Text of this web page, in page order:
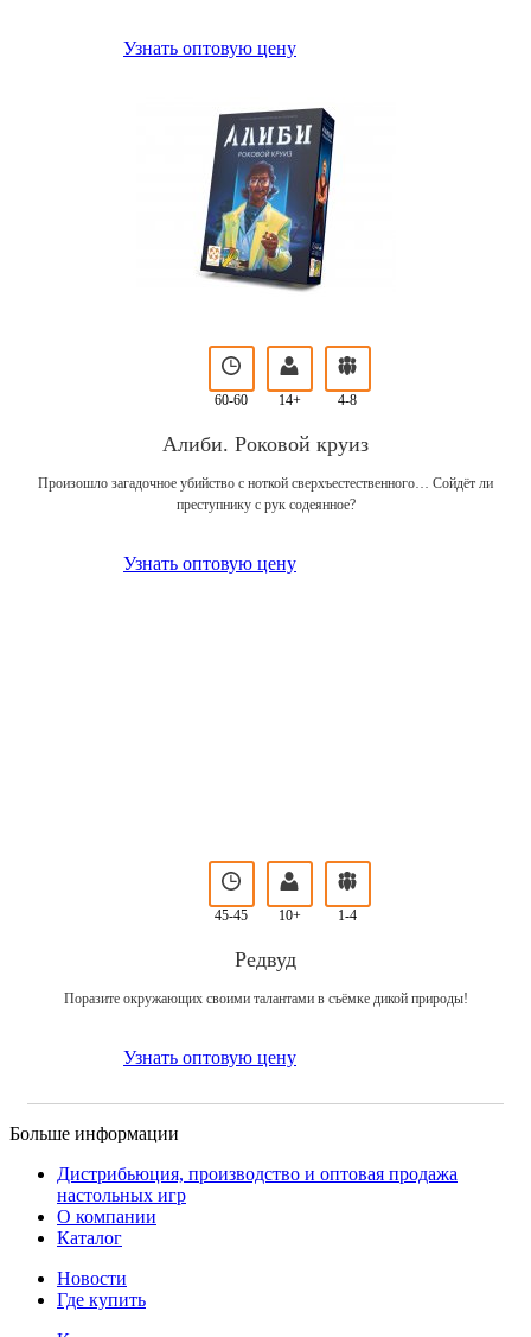
Узнать оптовую цену
60-60 14+ 4-8
Алиби. Роковой круиз
Произошло загадочное убийство с ноткой сверхъестественного… Сойдёт ли
преступнику с рук содеянное?
Узнать оптовую цену
45-45 10+ 1-4
Редвуд
Поразите окружающих своими талантами в съёмке дикой природы!
Узнать оптовую цену
Больше информации
Дистрибьюция, производство и оптовая продажа
настольных игр
О компании
Каталог
Новости
Где купить